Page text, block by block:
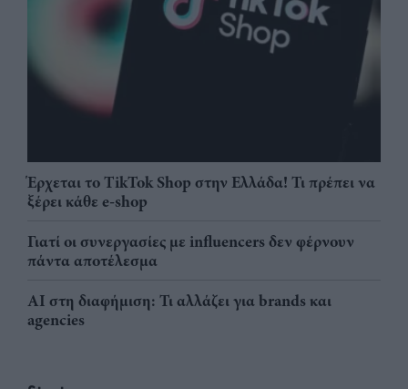
Έρχεται το TikTok Shop στην Ελλάδα! Τι πρέπει να
ξέρει κάθε e-shop
Γιατί οι συνεργασίες με influencers δεν φέρνουν
πάντα αποτέλεσμα
AI στη διαφήμιση: Τι αλλάζει για brands και
agencies